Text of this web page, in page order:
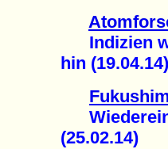
Indizien
hin (19.04.14)
(25.02.14)